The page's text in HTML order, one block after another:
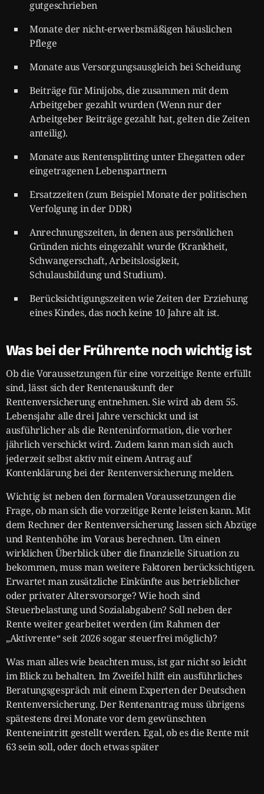
gutgeschrieben
Monate der nicht-erwerbsmäßigen häuslichen
Pflege
Monate aus Versorgungsausgleich bei Scheidung
Beiträge für Minijobs, die zusammen mit dem
Arbeitgeber gezahlt wurden (Wenn nur der
Arbeitgeber Beiträge gezahlt hat, gelten die Zeiten
anteilig).
Monate aus Rentensplitting unter Ehegatten oder
eingetragenen Lebenspartnern
Ersatzzeiten (zum Beispiel Monate der politischen
Verfolgung in der DDR)
Anrechnungszeiten, in denen aus persönlichen
Gründen nichts eingezahlt wurde (Krankheit,
Schwangerschaft, Arbeitslosigkeit,
Schulausbildung und Studium).
Berücksichtigungszeiten wie Zeiten der Erziehung
eines Kindes, das noch keine 10 Jahre alt ist.
Was bei der Frührente noch wichtig ist
Ob die Voraussetzungen für eine vorzeitige Rente erfüllt
sind, lässt sich der Rentenauskunft der
Rentenversicherung entnehmen. Sie wird ab dem 55.
Lebensjahr alle drei Jahre verschickt und ist
ausführlicher als die Renteninformation, die vorher
jährlich verschickt wird. Zudem kann man sich auch
jederzeit selbst aktiv mit einem Antrag auf
Kontenklärung bei der Rentenversicherung melden.
Wichtig ist neben den formalen Voraussetzungen die
Frage, ob man sich die vorzeitige Rente leisten kann. Mit
dem Rechner der Rentenversicherung lassen sich Abzüge
und Rentenhöhe im Voraus berechnen. Um einen
wirklichen Überblick über die finanzielle Situation zu
bekommen, muss man weitere Faktoren berücksichtigen.
Erwartet man zusätzliche Einkünfte aus betrieblicher
oder privater Altersvorsorge? Wie hoch sind
Steuerbelastung und Sozialabgaben? Soll neben der
Rente weiter gearbeitet werden (im Rahmen der
„Aktivrente“ seit 2026 sogar steuerfrei möglich)?
Was man alles wie beachten muss, ist gar nicht so leicht
im Blick zu behalten. Im Zweifel hilft ein ausführliches
Beratungsgespräch mit einem Experten der Deutschen
Rentenversicherung. Der Rentenantrag muss übrigens
spätestens drei Monate vor dem gewünschten
Renteneintritt gestellt werden. Egal, ob es die Rente mit
63 sein soll, oder doch etwas später